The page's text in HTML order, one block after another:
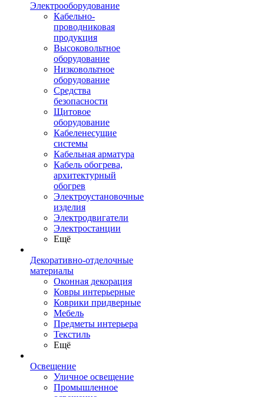
Электрооборудование
Кабельно-
проводниковая
продукция
Высоковольтное
оборудование
Низковольтное
оборудование
Средства
безопасности
Щитовое
оборудование
Кабеленесущие
системы
Кабельная арматура
Кабель обогрева,
архитектурный
обогрев
Электроустановочные
изделия
Электродвигатели
Электростанции
Ещё
Декоративно-отделочные
материалы
Оконная декорация
Ковры интерьерные
Коврики придверные
Мебель
Предметы интерьера
Текстиль
Ещё
Освещение
Уличное освещение
Промышленное